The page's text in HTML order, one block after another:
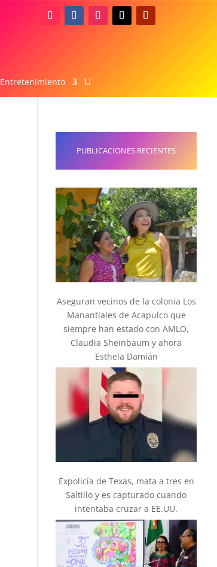
Entretenimiento
PUBLICACIONES RECIENTES
Aseguran vecinos de la colonia Los
Manantiales de Acapulco que
siempre han estado con AMLO,
Claudia Sheinbaum y ahora
Esthela Damián
Expolicía de Texas, mata a tres en
Saltillo y es capturado cuando
intentaba cruzar a EE.UU.